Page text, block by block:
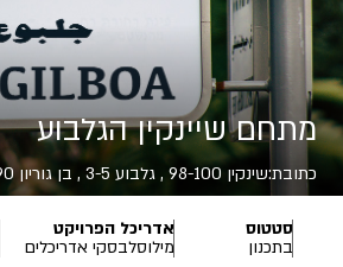
מתחם שיינקין הגלבוע
כתובת:שינקין 98-100 , גלבוע 3-5 , בן גוריון 186-190 , גבעתיים
סטטוס
בתכנון
אדריכל הפרויקט
מילוסלבסקי אדריכלים